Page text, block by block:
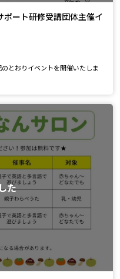
ート研修受講団体主催イ
とおりイベントを開催いたしま
た